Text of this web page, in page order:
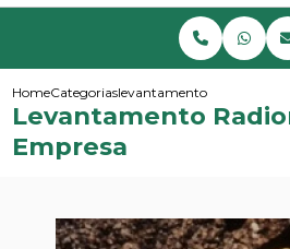
HomeCategoriaslevantamento radiometrico
Levantamento
Empresa